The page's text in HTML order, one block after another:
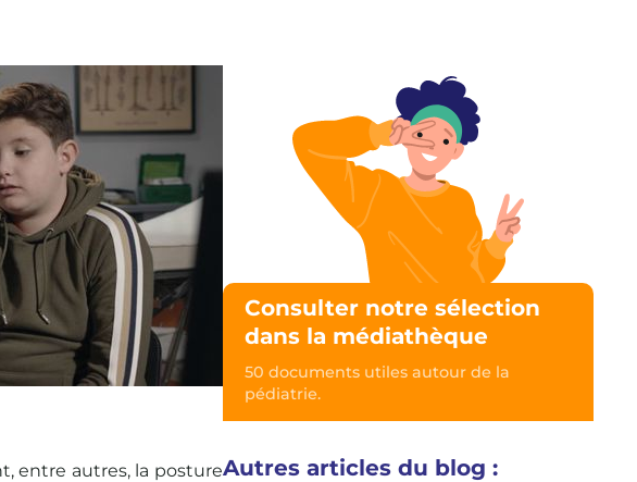
entre autres, la posture
Consulter notre sélection
dans la médiathèque
50 documents utiles autour de la
pédiatrie.
Autres articles du blog :